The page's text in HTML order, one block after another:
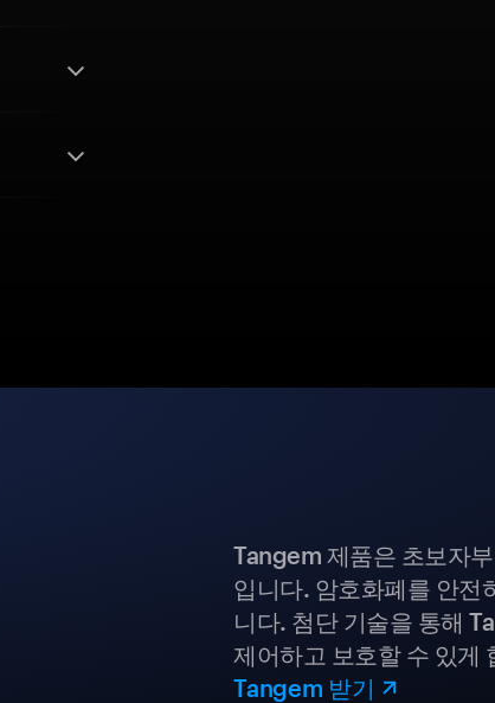
Tangem 제품은 초보자
입니다. 암호화폐를 안전
니다. 첨단 기술을 통해
제어하고 보호할 수 있게
Tangem 받기